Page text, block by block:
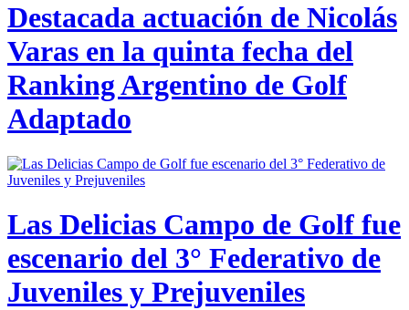
Destacada actuación de Nicolás
Varas en la quinta fecha del
Ranking Argentino de Golf
Adaptado
Las Delicias Campo de Golf fue
escenario del 3° Federativo de
Juveniles y Prejuveniles